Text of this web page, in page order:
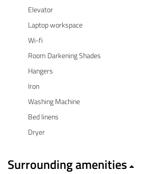
Elevator
Laptop workspace
Wi-fi
Room Darkening Shades
Hangers
Iron
Washing Machine
Bed linens
Dryer
Surrounding amenities